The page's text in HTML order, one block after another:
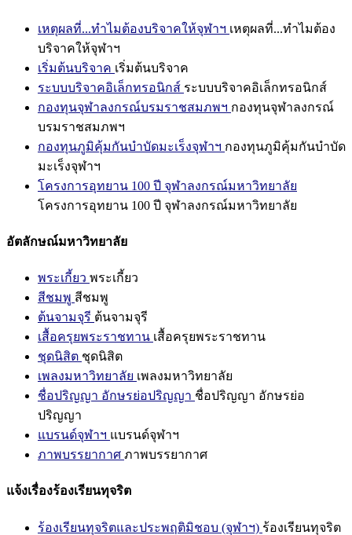
เหตุผลที่...ทำไมต้องบริจาคให้จุฬาฯ เหตุผลที่...ทำไมต้อง
บริจาคให้จุฬาฯ
เริ่มต้นบริจาค เริ่มต้นบริจาค
ระบบบริจาคอิเล็กทรอนิกส์ ระบบบริจาคอิเล็กทรอนิกส์
กองทุนจุฬาลงกรณ์บรมราชสมภพฯ กองทุนจุฬาลงกรณ์
บรมราชสมภพฯ
กองทุนภูมิคุ้มกันบำบัดมะเร็งจุฬาฯ กองทุนภูมิคุ้มกันบำบัด
มะเร็งจุฬาฯ
โครงการอุทยาน 100 ปี จุฬาลงกรณ์มหาวิทยาลัย
โครงการอุทยาน 100 ปี จุฬาลงกรณ์มหาวิทยาลัย
อัตลักษณ์มหาวิทยาลัย
พระเกี้ยว พระเกี้ยว
สีชมพู สีชมพู
ต้นจามจุรี ต้นจามจุรี
เสื้อครุยพระราชทาน เสื้อครุยพระราชทาน
ชุดนิสิต ชุดนิสิต
เพลงมหาวิทยาลัย เพลงมหาวิทยาลัย
ชื่อปริญญา อักษรย่อปริญญา ชื่อปริญญา อักษรย่อ
ปริญญา
แบรนด์จุฬาฯ แบรนด์จุฬาฯ
ภาพบรรยากาศ ภาพบรรยากาศ
แจ้งเรื่องร้องเรียนทุจริต
ร้องเรียนทุจริตและประพฤติมิชอบ (จุฬาฯ) ร้องเรียนทุจริต